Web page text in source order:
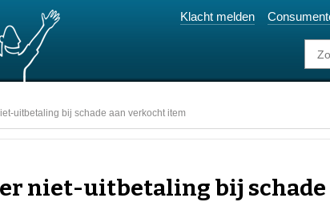
Klacht melden
uitbetaling bij schade aan verkocht item
niet-uitbetaling bij